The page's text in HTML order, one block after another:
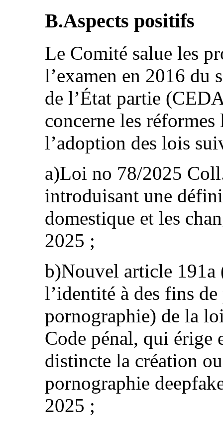
B.Aspects positifs
Le Comité salue les
l’examen en 2016 du
de l’État partie
concerne les
l’adoption des lois
a)Loi no 78/2025
introduisant une
domestique et les
2025 ;
b)Nouvel article
l’identité à des fins
pornographie) de la
Code pénal, qui érige
distincte la création
pornographie
2025 ;